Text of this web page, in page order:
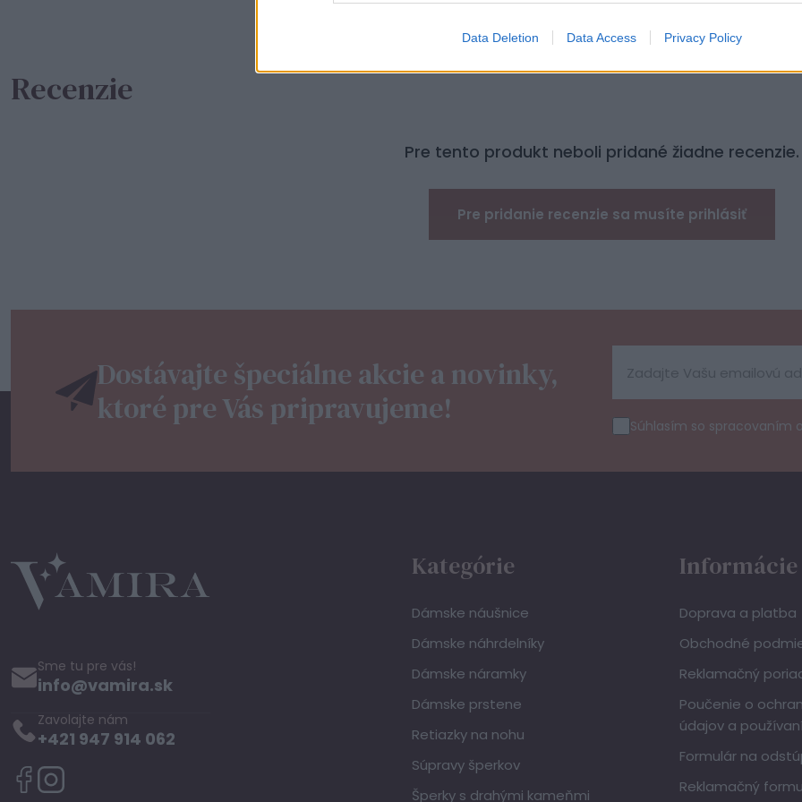
Data Deletion Data Access Privacy Policy
Recenzie
Pre tento produkt neboli pridané žiadne recenzie.
Pre pridanie recenzie sa musíte prihlásiť
Dostávajte špeciálne akcie a novinky,
ktoré pre Vás pripravujeme!
Súhlasím so spracovaním
Sme tu pre vás!
info@vamira.sk
Zavolajte nám
+421 947 914 062
Kategórie
Dámske náušnice
Dámske náhrdelníky
Dámske náramky
Dámske prstene
Retiazky na nohu
Súpravy šperkov
Šperky s drahými kameňmi
Informácie
Doprava a platba
Obchodné
Reklamačný
Poučenie o
údajov a
Formulár na
Reklamačný